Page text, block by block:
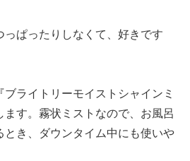
ぱったりしなくて、好きです
ライトリーモイストシャインミ
す。霧状ミストなので、お風呂
き、ダウンタイム中にも使いや